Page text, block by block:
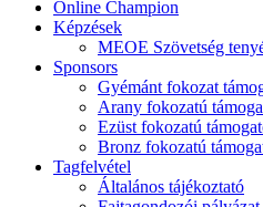
Online Champion
Képzések
MEOE Szövetség
Sponsors
Gyémánt fokozat
Arany fokozatú
Ezüst fokozatú
Bronz fokozatú
Tagfelvétel
Általános tájékoztató